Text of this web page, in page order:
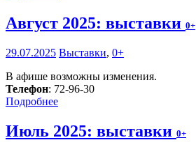
Август 2025: выставки 0+
29.07.2025 Выставки, 0+
В афише возможны изменения.
Телефон: 72-96-30
Подробнее
Июль 2025: выставки 0+